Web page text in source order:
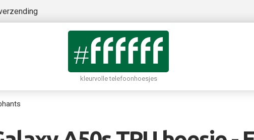
kleurvolle telefoonhoesjes